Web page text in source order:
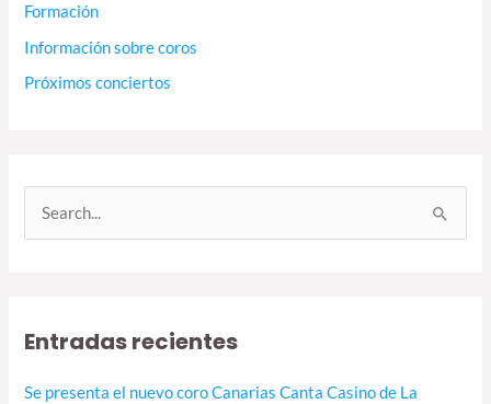
Formación
Información sobre coros
Próximos conciertos
a
Entradas recientes
Se presenta el nuevo coro Canarias Canta Casino de La